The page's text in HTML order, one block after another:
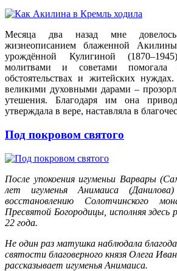
Месяца два назад мне
жизнеописанием блаженной
урождённой Кулигиной
молитвами и советами
обстоятельствах и житейских
великими духовными дарами –
утешения. Благодаря им она
утверждала в вере, наставляла в
Под покровом святого
После упокоения игуменьи Варвары
лет игуменья Анимаиса
восстановлению Солотчинского
Пресвятой Богородицы, исполняя здесь
22 года.
Не один раз матушка наблюдала
святости благоверного князя Олега
рассказывает игуменья Анимаиса.